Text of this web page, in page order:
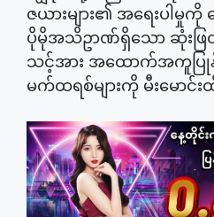
ဇယားများ၏ အရေးပါမှုကို
ပိုမိုအသိဥာဏ်ရှိသော ဆုံးဖြတ်
သင့်အား အထောက်အကူပ
မက်ထရစ်များကို မီးမောင်း